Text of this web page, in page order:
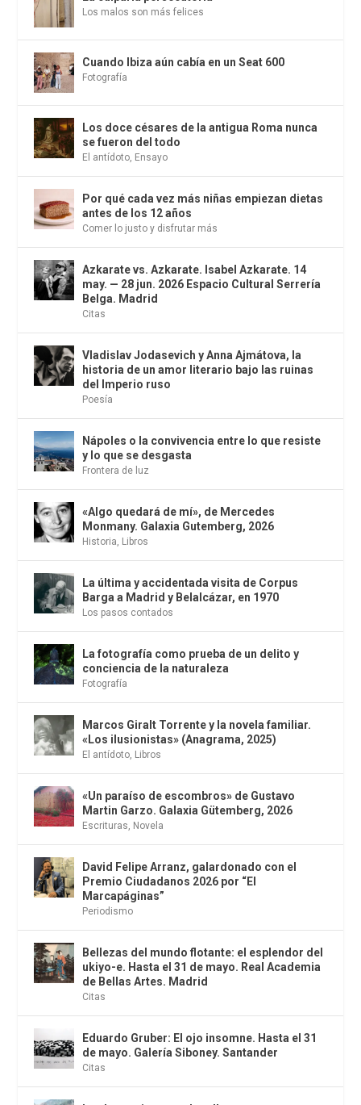
Los malos son más felices
Cuando Ibiza aún cabía en un Seat 600
Fotografía
Los doce césares de la antigua Roma nunca
se fueron del todo
El antídoto, Ensayo
Por qué cada vez más niñas empiezan dietas
antes de los 12 años
Comer lo justo y disfrutar más
Azkarate vs. Azkarate. Isabel Azkarate. 14
may. — 28 jun. 2026 Espacio Cultural Serrería
Belga. Madrid
Citas
Vladislav Jodasevich y Anna Ajmátova, la
historia de un amor literario bajo las ruinas
del Imperio ruso
Poesía
Nápoles o la convivencia entre lo que resiste
y lo que se desgasta
Frontera de luz
«Algo quedará de mí», de Mercedes
Monmany. Galaxia Gutemberg, 2026
Historia, Libros
La última y accidentada visita de Corpus
Barga a Madrid y Belalcázar, en 1970
Los pasos contados
La fotografía como prueba de un delito y
conciencia de la naturaleza
Fotografía
Marcos Giralt Torrente y la novela familiar.
«Los ilusionistas» (Anagrama, 2025)
El antídoto, Libros
«Un paraíso de escombros» de Gustavo
Martin Garzo. Galaxia Gütemberg, 2026
Escrituras, Novela
David Felipe Arranz, galardonado con el
Premio Ciudadanos 2026 por “El
Marcapáginas”
Periodismo
Bellezas del mundo flotante: el esplendor del
ukiyo-e. Hasta el 31 de mayo. Real Academia
de Bellas Artes. Madrid
Citas
Eduardo Gruber: El ojo insomne. Hasta el 31
de mayo. Galería Siboney. Santander
Citas